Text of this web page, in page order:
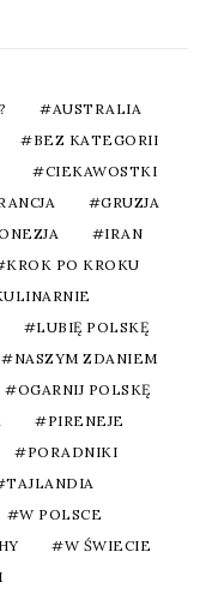
AUSTRALIA
BEZ KATEGORII
CIEKAWOSTKI
GRUZJA
IRAN
KROK PO KROKU
LUBIĘ POLSKĘ
NASZYM ZDANIEM
OGARNIJ POLSKĘ
PIRENEJE
PORADNIKI
TAJLANDIA
W POLSCE
W ŚWIECIE